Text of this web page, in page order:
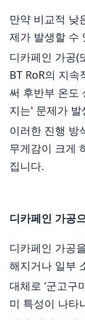
만약 비교적 낮
제가 발생할 수
디카페인 가공(
BT RoR의 지
써 후반부 온도
지는' 문제가
이러한 진행 방
무게감이 크게
집니다.
디카페인 가공
디카페인 가공
해지거나 일부
대체로 ‘군고구
미 특성이 나타